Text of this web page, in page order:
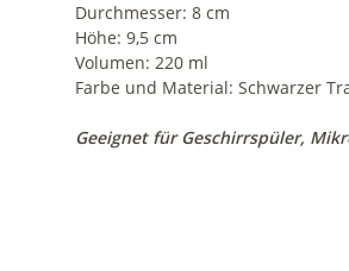
Durchmesser: 8 cm
Höhe: 9,5 cm
Volumen: 220 ml
Farbe und Material: Schwarzer
Geeignet für Geschirrspüler,